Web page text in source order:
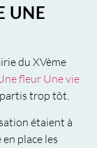
UNE
du XVème
fleur Une vie
trop tôt.
étaient à
place les